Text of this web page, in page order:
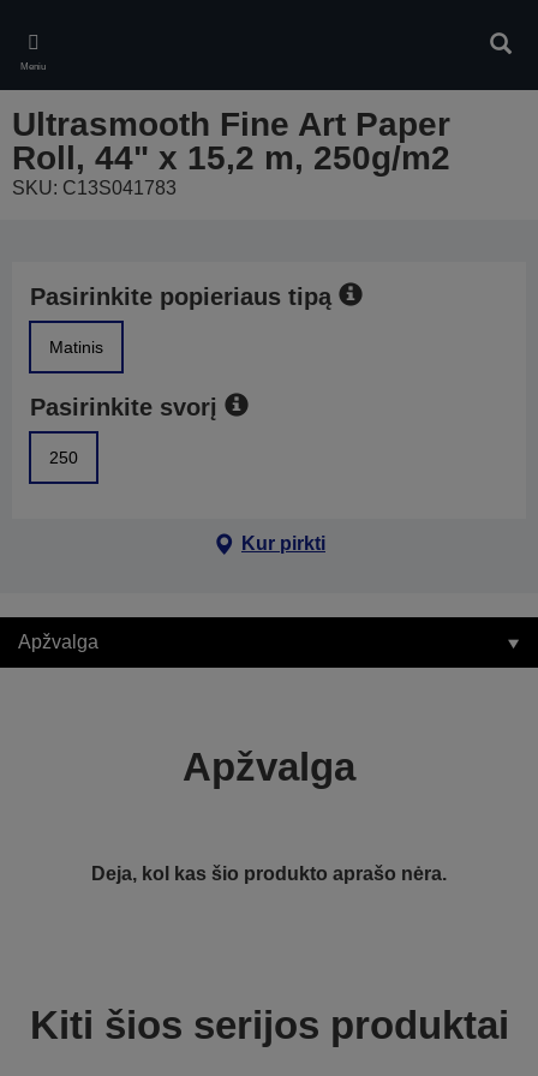
main
content
Meniu
Ultrasmooth Fine Art Paper
Roll, 44" x 15,2 m, 250g/m2
SKU: C13S041783
Pasirinkite popieriaus tipą
Matinis
Pasirinkite svorį
250
Kur pirkti
Apžvalga
Apžvalga
Deja, kol kas šio produkto aprašo nėra.
Kiti šios serijos produktai